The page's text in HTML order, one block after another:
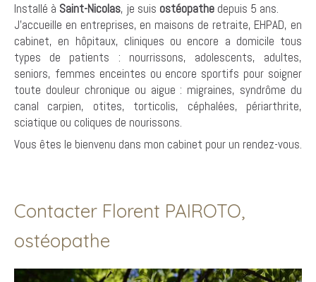
Installé à Saint-Nicolas, je suis ostéopathe depuis 5 ans.
J'accueille en entreprises, en maisons de retraite, EHPAD, en
cabinet, en hôpitaux, cliniques ou encore a domicile tous
types de patients : nourrissons, adolescents, adultes,
seniors, femmes enceintes ou encore sportifs pour soigner
toute douleur chronique ou aigue : migraines, syndrôme du
canal carpien, otites, torticolis, céphalées, périarthrite,
sciatique ou coliques de nourissons.
Vous êtes le bienvenu dans mon cabinet pour un rendez-vous.
Contacter Florent PAIROTO,
ostéopathe